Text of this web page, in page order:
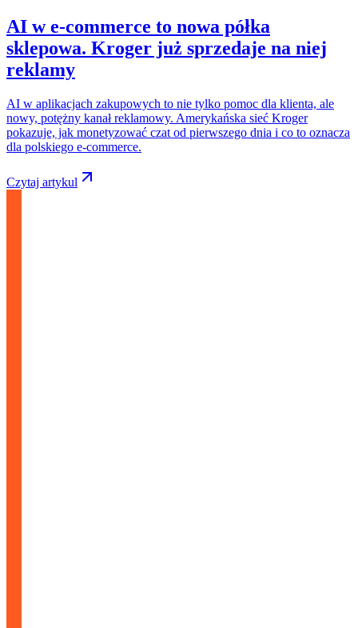
AI w e-commerce to nowa półka
sklepowa. Kroger już sprzedaje na niej
reklamy
AI w aplikacjach zakupowych to nie tylko pomoc dla klienta, ale
nowy, potężny kanał reklamowy. Amerykańska sieć Kroger
pokazuje, jak monetyzować czat od pierwszego dnia i co to oznacza
dla polskiego e-commerce.
Czytaj artykul